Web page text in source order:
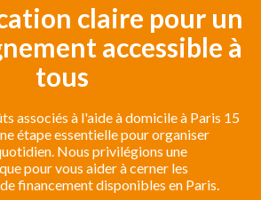
claire pour un
accessible à
tous
associés à l'aide à domicile à Paris 15
étape essentielle pour organiser
Nous privilégions une
pour vous aider à cerner les
financement disponibles en Paris.